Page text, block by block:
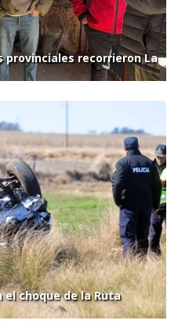
provinciales recorrieron La
el choque de la Ruta